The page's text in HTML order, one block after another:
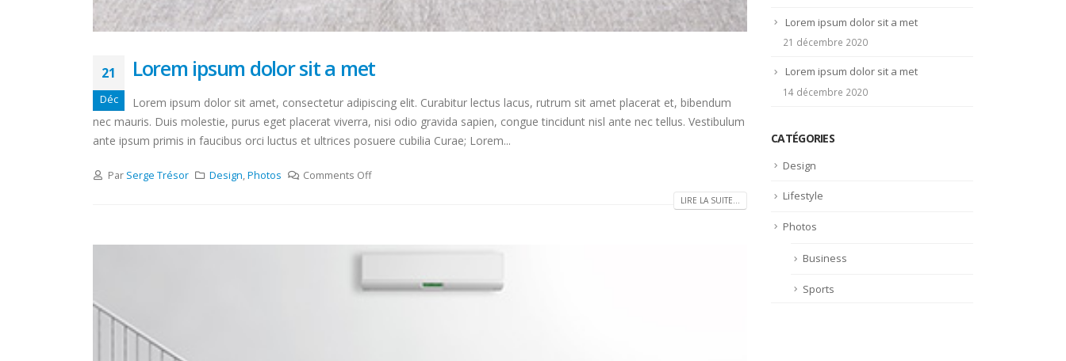
21
Déc
Lorem ipsum dolor sit a met
Lorem ipsum dolor sit amet, consectetur adipiscing elit. Curabitur lectus lacus, rutrum sit amet placerat et, bibendum
nec mauris. Duis molestie, purus eget placerat viverra, nisi odio gravida sapien, congue tincidunt nisl ante nec tellus. Vestibulum
ante ipsum primis in faucibus orci luctus et ultrices posuere cubilia Curae; Lorem...
Par Serge Trésor Design,Photos Comments Off
LIRE LA SUITE...
Lorem ipsum dolor sit a met
21 décembre 2020
Lorem ipsum dolor sit a met
14 décembre 2020
CATÉGORIES
Design
Lifestyle
Photos
Business
Sports